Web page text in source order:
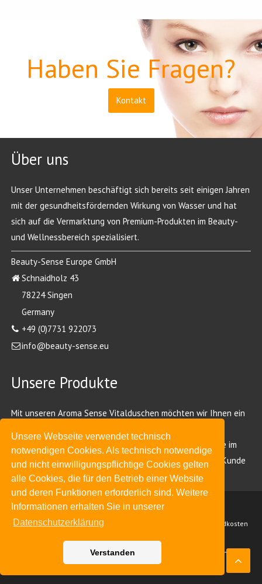
Unsere Webseite verwendet technisch
notwendigen Cookies. Als technisch notwendige
und nicht einwilligungspflichtige Cookies gelten
alle Cookies, die für den Betrieb einer Website
und deren Funktionen erforderlich sind. Weitere
Informationen erhalten Sie in unserer
Datenschutzerklärung
Verstanden
Haben Sie Fragen?
Kontakt
Über uns
Unser Unternehmen beschäftigt sich bereits seit einigen Jahren
mit der gesundheitsfördernden Wirkung von Wasser und hat
sich auf die Vermarktung von Premium-Produkten im Beauty-
und Wellnessbereich spezialisiert.
Beauty-Sense Europe GmbH
Schnaidholz 43
78224 Singen
Germany
+49 (0)7731 922073
info@beauty-sense.eu
Unsere Produkte
Mit unseren Aroma Sense Vitalduschen möchten wir Ihnen ein
Handbrausen finden Sie bei uns auf der Homepage, sowie im
folgenden Katalog. Wir freuen uns schon heute, Sie als Kunde
begrüßen zu dürfen.
Unsere AGB Datenschutz Liefer- und Versandkosten
Copyright © 2026 Beauty-Sense Europe GmbH. Alle Rechte vorbehalten.